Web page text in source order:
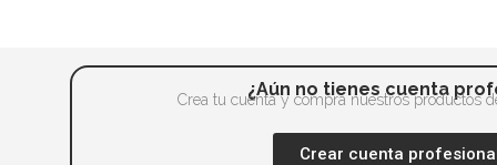
¿Aún no tienes cuenta
Crea tu cuenta y compra nuestros productos
Crear cuenta